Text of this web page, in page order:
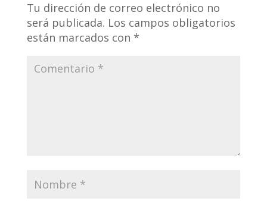
Tu dirección de correo electrónico no
será publicada. Los campos obligatorios
están marcados con *